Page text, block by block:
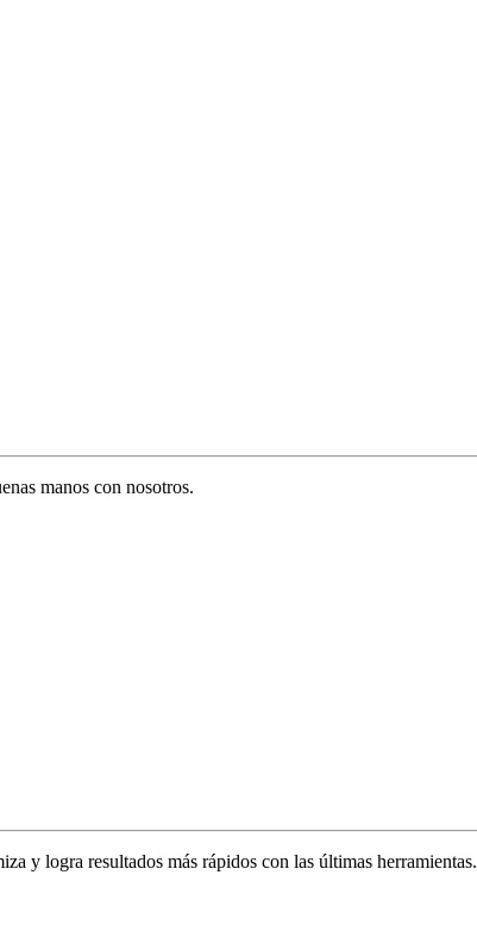
manos con nosotros.
y logra resultados más rápidos con las últimas herramientas.